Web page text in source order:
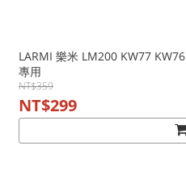
LARMI 樂米 LM200 KW77 KW76 KW102米蘭磁吸錶帶 智慧手錶
專用
NT$359
NT$299